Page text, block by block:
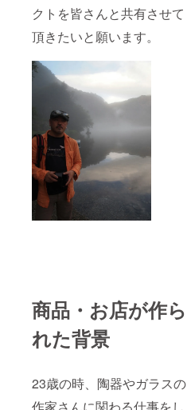
クトを皆さんと共有させて
頂きたいと願います。
商品・お店が作ら
れた背景
23歳の時、陶器やガラスの
作家さんに関わる仕事をし